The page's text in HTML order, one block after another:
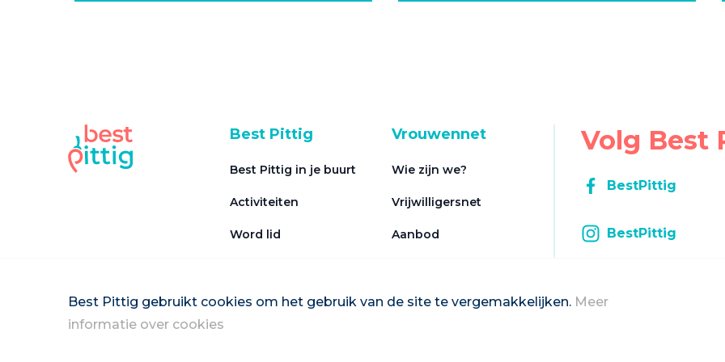
Best Pittig gebruikt cookies om het gebruik van de site te vergemakkelijken. Meer
informatie over cookies
Best Pittig
Best Pittig in je buurt
Activiteiten
Word lid
Word vrijwilliger
Vrouwennet
Wie zijn we?
Vrijwilligersnet
Aanbod
Contact
Volg Best
BestPittig
BestPittig